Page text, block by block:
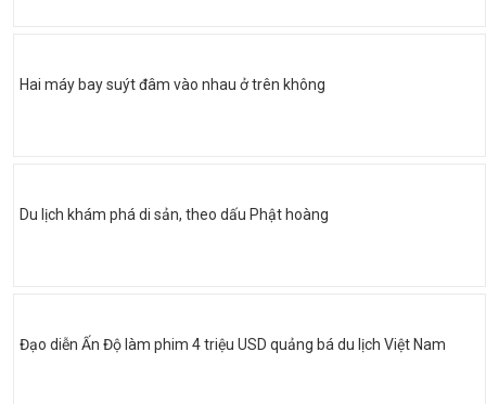
Hai máy bay suýt đâm vào nhau ở trên không
Du lịch khám phá di sản, theo dấu Phật hoàng
Đạo diễn Ấn Độ làm phim 4 triệu USD quảng bá du lịch Việt Nam